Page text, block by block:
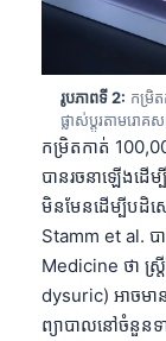
រូបភាពទី 2: កម្រិ
ផ្លាស់ប្តូរតាមរោ
កម្រិតកាត់
បានរចនាឡើងដើ
មិនមែនដើម្បីបដិ
Stamm et al.
Medicine ថា ស្
dysuric) អាចមា
ព្យាបាលនៅចំនួន